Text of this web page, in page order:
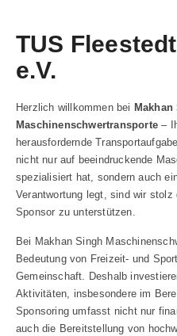
TUS
e.V.
Herzlich willkommen bei
Maschinenschwertransporte –
herausfordernde
nicht nur auf beeindruckende
spezialisiert hat, sondern auch
Verantwortung legt, sind wir
Sponsor zu unterstützen.
Bei Makhan Singh
Bedeutung von Freizeit- und
Gemeinschaft. Deshalb
Aktivitäten, insbesondere im
Sponsoring umfasst nicht nur
auch die Bereitstellung von